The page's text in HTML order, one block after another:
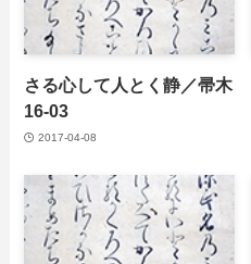
さる心して人とく静／帚木
16-03
2017-04-08